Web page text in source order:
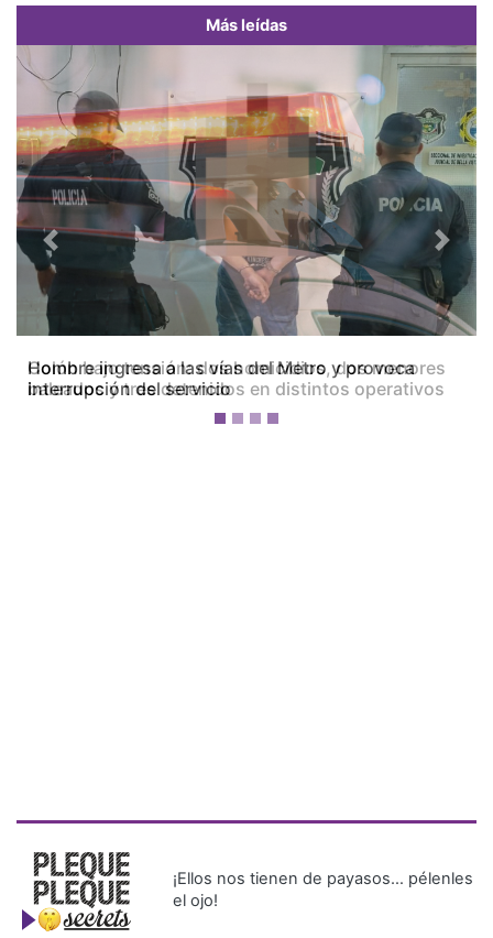
Más leídas
Colón bajo tensión: dos homicidios, dos menores
baleados y tres detenidos en distintos operativos
Previous Next
¡Ellos nos tienen de payasos… pélenles
el ojo!